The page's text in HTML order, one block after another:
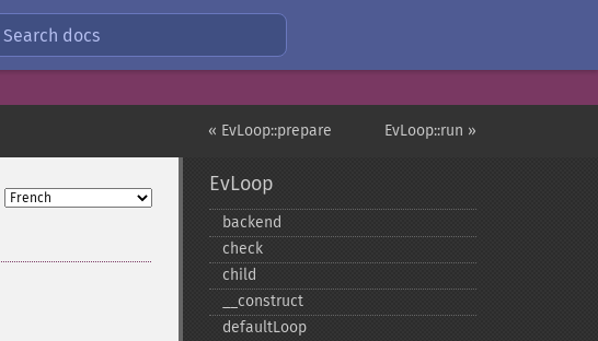
Search docs
EvLoop::run »
« EvLoop::prepare
EvLoop
backend
check
child
_​_​construct
defaultLoop